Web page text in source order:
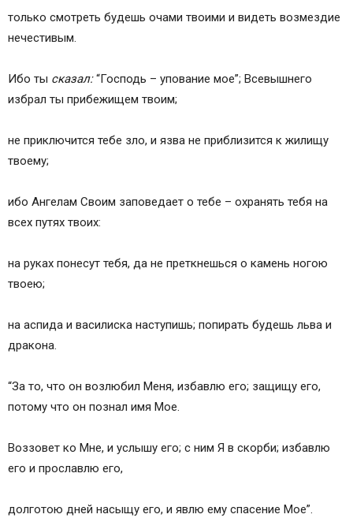
только смотреть будешь очами твоими и видеть возмездие
нечестивым.
Ибо ты сказал:“Господь – упование мое”; Всевышнего
избрал ты прибежищем твоим;
не приключится тебе зло, и язва не приблизится к жилищу
твоему;
ибо Ангелам Своим заповедает о тебе – охранять тебя на
всех путях твоих:
на руках понесут тебя, да не преткнешься о камень ногою
твоею;
на аспида и василиска наступишь; попирать будешь льва и
дракона.
“За то, что он возлюбил Меня, избавлю его; защищу его,
потому что он познал имя Мое.
Воззовет ко Мне, и услышу его; с ним Я в скорби; избавлю
его и прославлю его,
долготою дней насыщу его, и явлю ему спасение Мое”.